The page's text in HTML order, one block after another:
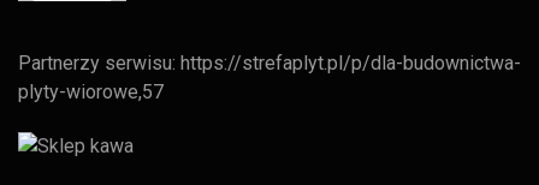
Partnerzy serwisu: https://strefaplyt.pl/p/dla-budownictwa-
plyty-wiorowe,57